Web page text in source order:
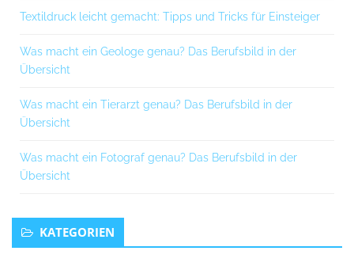
Textildruck leicht gemacht: Tipps und Tricks für Einsteiger
Was macht ein Geologe genau? Das Berufsbild in der
Übersicht
Was macht ein Tierarzt genau? Das Berufsbild in der
Übersicht
Was macht ein Fotograf genau? Das Berufsbild in der
Übersicht
KATEGORIEN